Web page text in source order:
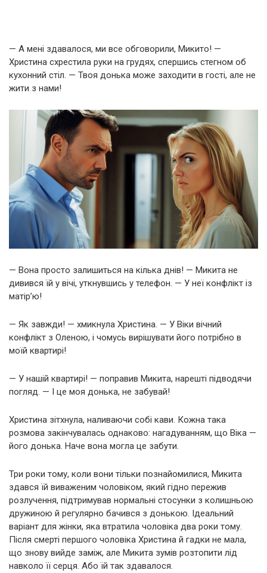
— А мені здавалося, ми все обговорили, Микито! —
Христина схрестила руки на грудях, спершись стегном об
кухонний стіл. — Твоя донька може заходити в гості, але не
жити з нами!
— Вона просто залишиться на кілька днів! — Микита не
дивився їй у вічі, уткнувшись у телефон. — У неї конфлікт із
матір’ю!
— Як завжди! — хмикнула Христина. — У Віки вічний
конфлікт з Оленою, і чомусь вирішувати його потрібно в
моїй квартирі!
— У нашій квартирі! — поправив Микита, нарешті підводячи
погляд. — І це моя донька, не забувай!
Христина зітхнула, наливаючи собі кави. Кожна така
розмова закінчувалась однаково: нагадуванням, що Віка —
його донька. Наче вона могла це забути.
Три роки тому, коли вони тільки познайомилися, Микита
здався їй виваженим чоловіком, який гідно пережив
розлучення, підтримував нормальні стосунки з колишньою
дружиною й регулярно бачився з донькою. Ідеальний
варіант для жінки, яка втратила чоловіка два роки тому.
Після смерті першого чоловіка Христина й гадки не мала,
що знову вийде заміж, але Микита зумів розтопити лід
навколо її серця. Або їй так здавалося.